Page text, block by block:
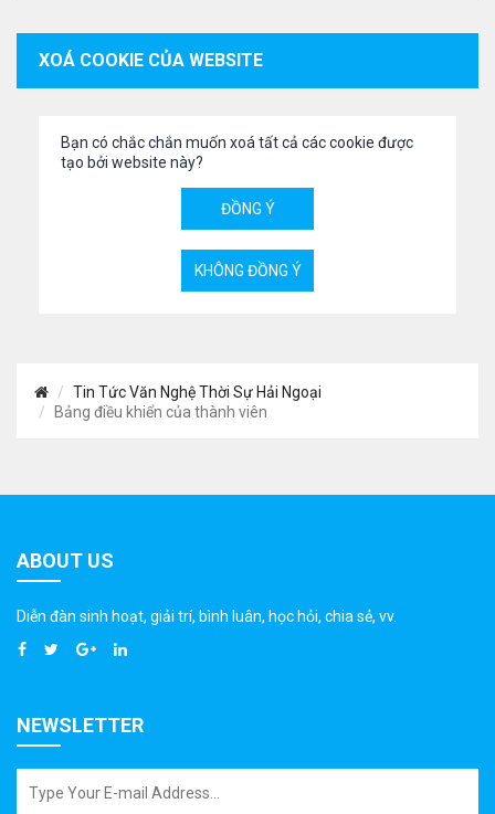
XOÁ COOKIE CỦA WEBSITE
Bạn có chắc chắn muốn xoá tất cả các cookie được
tạo bởi website này?
Tin Tức Văn Nghệ Thời Sự Hải Ngoại
Bảng điều khiển của thành viên
ABOUT US
Diễn đàn sinh hoạt, giải trí, bình luân, học hỏi, chia sẻ, vv.
NEWSLETTER